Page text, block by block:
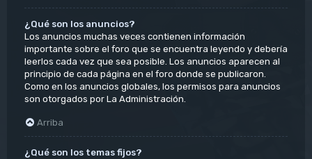
¿Qué son los anuncios?
Los anuncios muchas veces contienen información
importante sobre el foro que se encuentra leyendo y debería
leerlos cada vez que sea posible. Los anuncios aparecen al
principio de cada página en el foro donde se publicaron.
Como en los anuncios globales, los permisos para anuncios
son otorgados por La Administración.
Arriba
¿Qué son los temas fijos?